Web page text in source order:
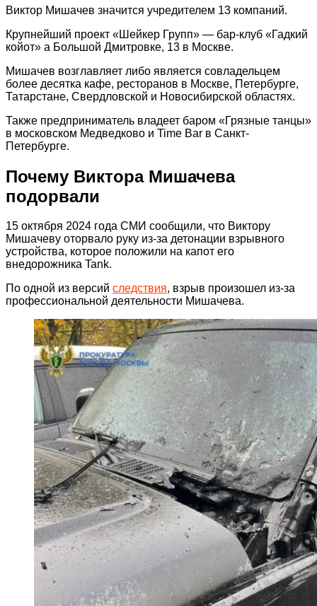
Виктор Мишачев значится учредителем 13 компаний.
Крупнейший проект «Шейкер Групп» — бар-клуб «Гадкий
койот» а Большой Дмитровке, 13 в Москве.
Мишачев возглавляет либо является совладельцем
более десятка кафе, ресторанов в Москве, Петербурге,
Татарстане, Свердловской и Новосибирской областях.
Также предприниматель владеет баром «Грязные танцы»
в московском Медведково и Time Bar в Санкт-
Петербурге.
Почему Виктора Мишачева
подорвали
15 октября 2024 года СМИ сообщили, что Виктору
Мишачеву оторвало руку из-за детонации взрывного
устройства, которое положили на капот его
внедорожника Tank.
По одной из версий следствия, взрыв произошел из-за
профессиональной деятельности Мишачева.